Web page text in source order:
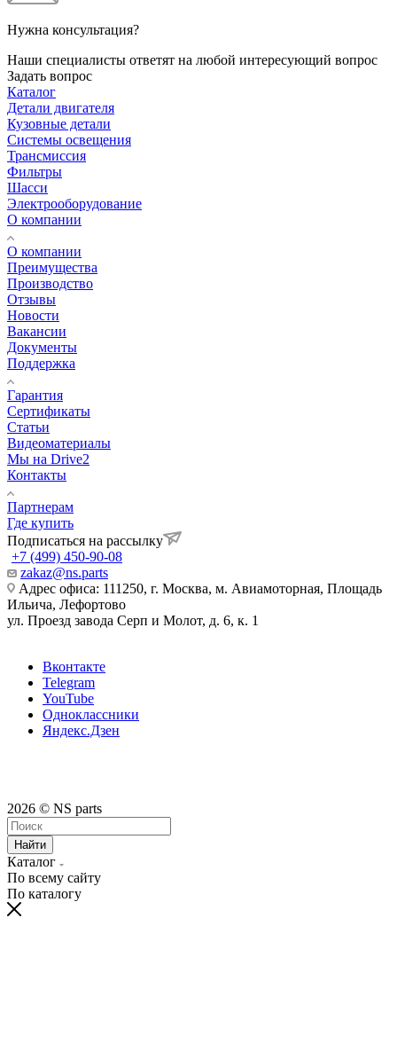
Нужна консультация?
Наши специалисты ответят на любой интересующий вопрос
Задать вопрос
Каталог
Детали двигателя
Кузовные детали
Системы освещения
Трансмиссия
Фильтры
Шасси
Электрооборудование
О компании
О компании
Преимущества
Производство
Отзывы
Новости
Вакансии
Документы
Поддержка
Гарантия
Сертификаты
Статьи
Видеоматериалы
Мы на Drive2
Контакты
Партнерам
Где купить
Подписаться на рассылку
+7 (499) 450-90-08
zakaz@ns.parts
Адрес офиса: 111250, г. Москва, м. Авиамоторная, Площадь
Ильича, Лефортово
ул. Проезд завода Серп и Молот, д. 6, к. 1
Вконтакте
Telegram
YouTube
Одноклассники
Яндекс.Дзен
2026 © NS parts
Найти
Каталог
По всему сайту
По каталогу